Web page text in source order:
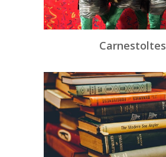
Carnestoltes